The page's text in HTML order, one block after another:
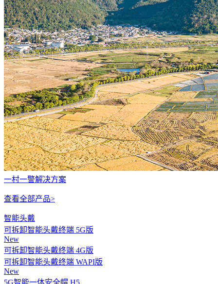
一村一警解决方案
查看全部产品>
智能头戴
可拆卸智能头戴终端 5G版
New
可拆卸智能头戴终端 4G版
可拆卸智能头戴终端 WAPI版
New
5G智能一体安全帽 H5